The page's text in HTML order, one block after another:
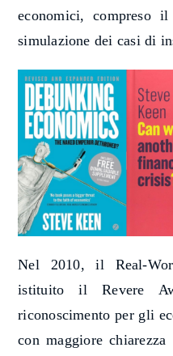
economici, compreso
simulazione dei casi di
Nel 2010, il Real-
istituito il Revere
riconoscimento per gli
con maggiore